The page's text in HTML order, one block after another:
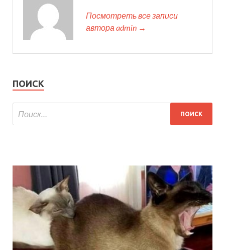
Посмотреть все записи
автора admin →
ПОИСК